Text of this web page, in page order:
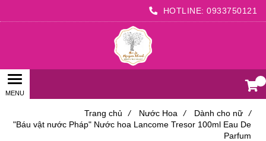
HOTLINE: 0933750121
Trang chủ / Nước Hoa / Dành cho nữ
/
"Báu vật nước Pháp" Nước hoa Lancome Tresor 100ml Eau De
Parfum